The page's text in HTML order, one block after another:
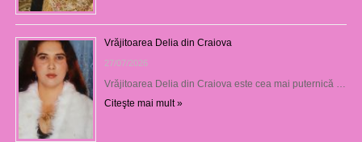
Vrăjitoarea Delia din Craiova
27/07/2026
Vrăjitoarea Delia din Craiova este cea mai puternică …
Citeşte mai mult »